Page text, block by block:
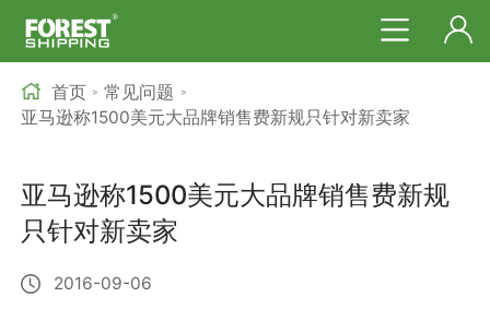
首页 > 常见问题 >
亚马逊称1500美元大品牌销售费新规只针对新卖家
亚马逊称1500美元大品牌销售费新规
只针对新卖家
2016-09-06